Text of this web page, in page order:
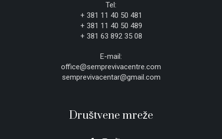
Tel:
+ 381 11 40 50 481
+ 381 11 40 50 489
+ 381 63 892 35 08
E-mail:
office@semprevivacentre.com
semprevivacentar@gmail.com
Društvene mreže